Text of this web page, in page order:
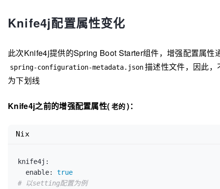
Knife4j配置属性变化
此次Knife4j提供的Spring Boot Starter组件，增强配置属性
spring-configuration-metadata.json 描述性文件，因此
为下划线
Knife4j之前的增强配置属性( 老的 )：
knife4j:
enable:
true
# 以setting配置为例
Nix